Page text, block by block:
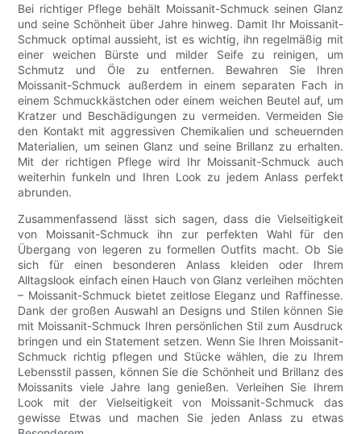
Bei richtiger Pflege behält Moissanit-Schmuck seinen Glanz
und seine Schönheit über Jahre hinweg. Damit Ihr Moissanit-
Schmuck optimal aussieht, ist es wichtig, ihn regelmäßig mit
einer weichen Bürste und milder Seife zu reinigen, um
Schmutz und Öle zu entfernen. Bewahren Sie Ihren
Moissanit-Schmuck außerdem in einem separaten Fach in
einem Schmuckkästchen oder einem weichen Beutel auf, um
Kratzer und Beschädigungen zu vermeiden. Vermeiden Sie
den Kontakt mit aggressiven Chemikalien und scheuernden
Materialien, um seinen Glanz und seine Brillanz zu erhalten.
Mit der richtigen Pflege wird Ihr Moissanit-Schmuck auch
weiterhin funkeln und Ihren Look zu jedem Anlass perfekt
abrunden.
Zusammenfassend lässt sich sagen, dass die Vielseitigkeit
von Moissanit-Schmuck ihn zur perfekten Wahl für den
Übergang von legeren zu formellen Outfits macht. Ob Sie
sich für einen besonderen Anlass kleiden oder Ihrem
Alltagslook einfach einen Hauch von Glanz verleihen möchten
– Moissanit-Schmuck bietet zeitlose Eleganz und Raffinesse.
Dank der großen Auswahl an Designs und Stilen können Sie
mit Moissanit-Schmuck Ihren persönlichen Stil zum Ausdruck
bringen und ein Statement setzen. Wenn Sie Ihren Moissanit-
Schmuck richtig pflegen und Stücke wählen, die zu Ihrem
Lebensstil passen, können Sie die Schönheit und Brillanz des
Moissanits viele Jahre lang genießen. Verleihen Sie Ihrem
Look mit der Vielseitigkeit von Moissanit-Schmuck das
gewisse Etwas und machen Sie jeden Anlass zu etwas